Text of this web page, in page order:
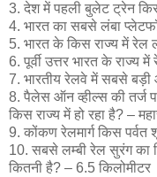
3. देश में पहली बुलेट ट्रेन
4. भारत का सबसे लंबा
5. भारत के किस राज्य में रेल
6. पूर्वी उत्तर भारत के राज्य
7. भारतीय रेलवे में सबसे बड़ी
8. पैलेस ऑन व्हील्स की तर्ज
किस राज्य में हो रहा है? –
9. कोंकण रेलमार्ग किस पर्वत
10. सबसे लम्बी रेल सुरंग का
कितनी है? – 6.5 किलोमीटर